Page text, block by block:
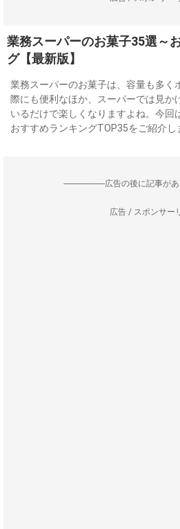
業務スーパーのお菓子35選～
グ【最新版】
業務スーパーのお菓子は、容量も多く
際にも便利なほか、スーパーでは見か
いるだけで楽しくなりますよね。今回
おすすめランキングTOP35をご紹介し
--------------------広告の後に記事があ
広告 / スポンサー